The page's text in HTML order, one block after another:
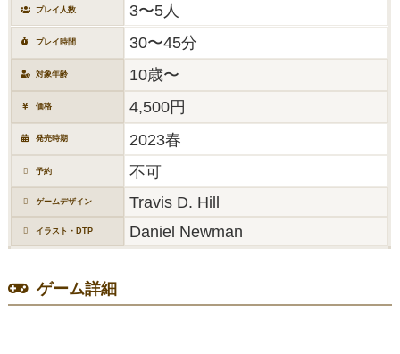
プレイ人数 3〜5人
プレイ時間 30〜45分
対象年齢 10歳〜
価格 4,500円
発売時期 2023春
予約 不可
ゲームデザイン Travis D. Hill
イラスト・DTP Daniel Newman
ゲーム詳細